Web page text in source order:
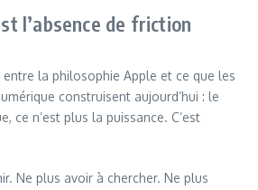
l’absence de friction
la philosophie Apple et ce que les
construisent aujourd’hui : le
ce n’est plus la puissance. C’est
Ne plus avoir à chercher. Ne plus